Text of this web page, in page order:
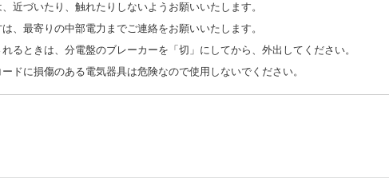
近づいたり、触れたりしないようお願いいたします。
、最寄りの中部電力までご連絡をお願いいたします。
るときは、分電盤のブレーカーを「切」にしてから、外出してください。
ドに損傷のある電気器具は危険なので使用しないでください。